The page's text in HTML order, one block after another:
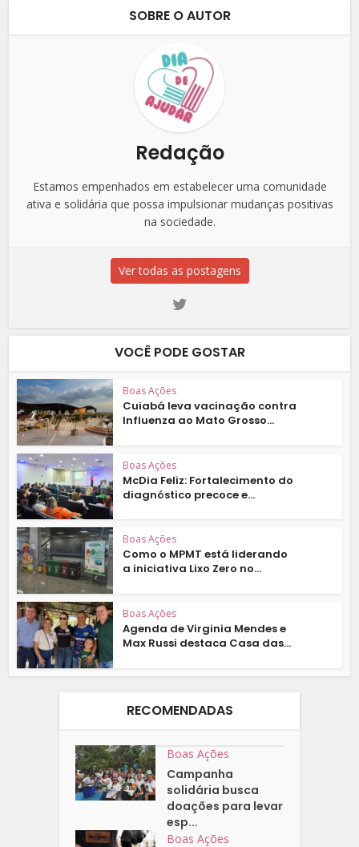
SOBRE O AUTOR
Redação
Estamos empenhados em estabelecer uma comunidade
ativa e solidária que possa impulsionar mudanças positivas
na sociedade.
Ver todas as postagens
VOCÊ PODE GOSTAR
Boas Ações
Cuiabá leva vacinação contra
Influenza ao Mato Grosso...
Boas Ações
McDia Feliz: Fortalecimento do
diagnóstico precoce e...
Boas Ações
Como o MPMT está liderando
a iniciativa Lixo Zero no...
Boas Ações
Agenda de Virginia Mendes e
Max Russi destaca Casa das...
RECOMENDADAS
Boas Ações
Campanha
solidária busca
doações para levar
esp...
Boas Ações